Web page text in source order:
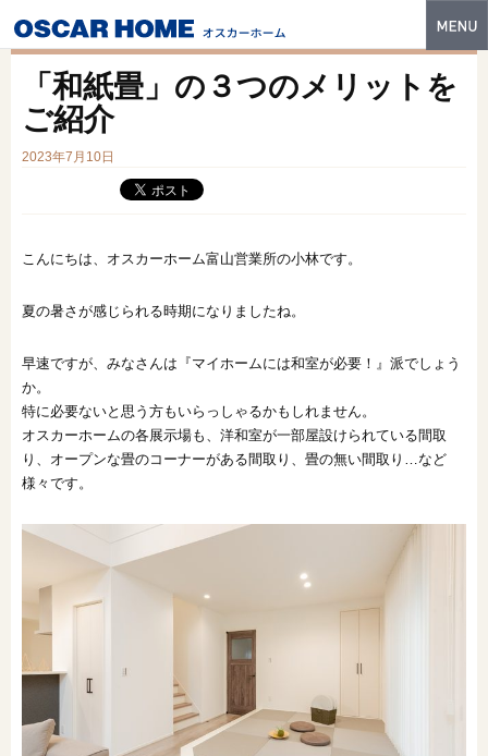
イベント・モデルハウス
スマートセレクト
「和紙畳」の３つのメリットを
ご紹介
2023年7月10日
こんにちは、オスカーホーム富山営業所の小林です。
夏の暑さが感じられる時期になりましたね。
早速ですが、みなさんは『マイホームには和室が必要！』派でしょう
か。
特に必要ないと思う方もいらっしゃるかもしれません。
オスカーホームの各展示場も、洋和室が一部屋設けられている間取
り、オープンな畳のコーナーがある間取り、畳の無い間取り…など
様々です。